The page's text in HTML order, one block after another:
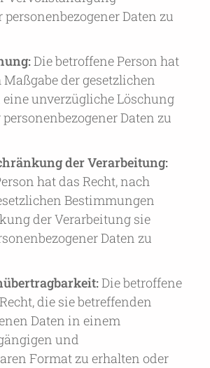
Daten zu
Die betroffene Person hat
Maßgabe der gesetzlichen
unverzügliche Löschung
Daten zu
der Verarbeitung:
hat das Recht, nach
Bestimmungen
der Verarbeitung sie
Daten zu
Die betroffene
die sie betreffenden
Daten in einem
und
Format zu erhalten oder